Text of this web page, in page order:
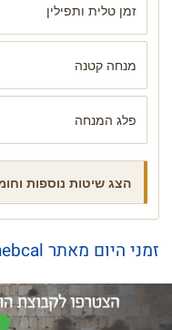
זמן טלית ותפילין
מנחה קטנה
פלג המנחה
הצג שיטות נוספות
זמני היום מאתר hebcal